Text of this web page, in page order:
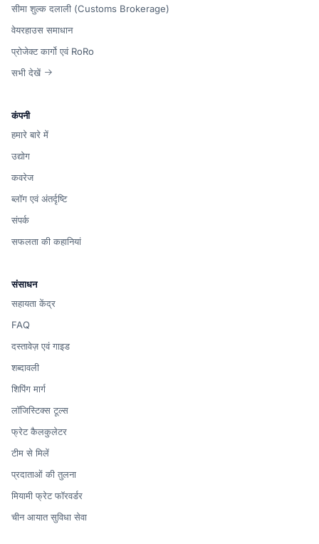
सीमा शुल्क दलाली (Customs Brokerage)
वेयरहाउस समाधान
प्रोजेक्ट कार्गो एवं RoRo
सभी देखें
कंपनी
हमारे बारे में
उद्योग
कवरेज
ब्लॉग एवं अंतर्दृष्टि
संपर्क
सफलता की कहानियां
संसाधन
सहायता केंद्र
FAQ
दस्तावेज़ एवं गाइड
शब्दावली
शिपिंग मार्ग
लॉजिस्टिक्स टूल्स
फ्रेट कैलकुलेटर
टीम से मिलें
प्रदाताओं की तुलना
मियामी फ्रेट फॉरवर्डर
चीन आयात सुविधा सेवा